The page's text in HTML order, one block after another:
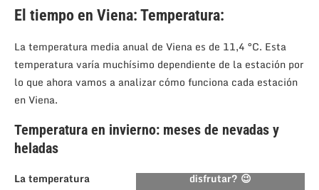
El tiempo en Viena: Temperatura:
La temperatura media anual de Viena es de 11,4 °C. Esta
temperatura varía muchísimo dependiente de la estación por
lo que ahora vamos a analizar cómo funciona cada estación
en Viena.
Temperatura en invierno: meses de nevadas y
heladas
disfrutar? 😉
La temperatura